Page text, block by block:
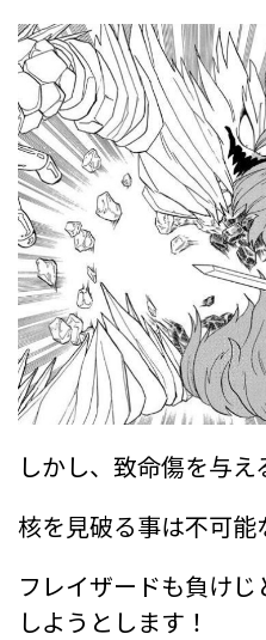
しかし、致命傷を与え
核を見破る事は不可能
フレイザードも負け
しようとします！